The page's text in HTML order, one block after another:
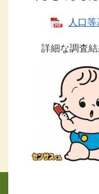
人口
詳細な調査結